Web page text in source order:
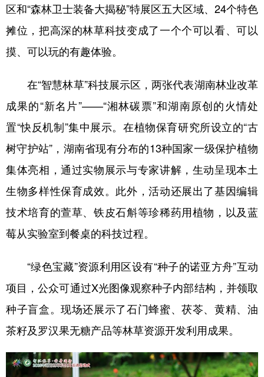
辽宁 吉林 上海 江苏
浙江 安徽 江西
广东 广西 海南 重庆
四川 贵州 云南 西藏
陕西 甘肃 青海
新疆
多语种频道
English Español
Deutsch Português
区和“森林卫士装备大揭秘”特展区五大区域、24个特色
摊位，把高深的林草科技变成了一个个可以看、可以
摸、可以玩的有趣体验。
在“智慧林草”科技展示区，两张代表湖南林业改革
成果的“新名片”——“湘林碳票”和湖南原创的火情处
置“快反机制”集中展示。在植物保育研究所设立的“古
树守护站”，湖南省现有分布的13种国家一级保护植物
集体亮相，通过实物展示与专家讲解，生动呈现本土
生物多样性保育成效。此外，活动还展出了基因编辑
技术培育的萱草、铁皮石斛等珍稀药用植物，以及蓝
莓从实验室到餐桌的科技过程。
“绿色宝藏”资源利用区设有“种子的诺亚方舟”互动
项目，公众可通过X光图像观察种子内部结构，并领取
种子盲盒。现场还展示了石门蜂蜜、茯苓、黄精、油
茶籽及罗汉果无糖产品等林草资源开发利用成果。